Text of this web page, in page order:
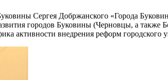
Сергея Добржанского «Города
городов Буковины (Черновцы, а
активности внедрения реформ городского